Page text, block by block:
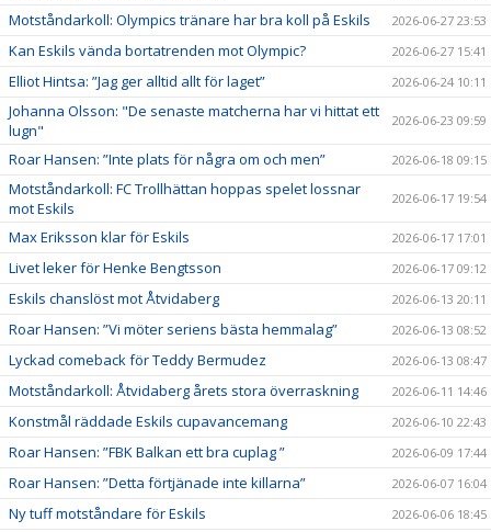
Motståndarkoll: Olympics tränare har bra koll på Eskils 2026-06-27 23:53
Kan Eskils vända bortatrenden mot Olympic? 2026-06-27 15:41
Elliot Hintsa: ”Jag ger alltid allt för laget” 2026-06-24 10:11
Johanna Olsson: "De senaste matcherna har vi hittat ett
lugn"
2026-06-23 09:59
Roar Hansen: ”Inte plats för några om och men” 2026-06-18 09:15
Motståndarkoll: FC Trollhättan hoppas spelet lossnar
mot Eskils
2026-06-17 19:54
Max Eriksson klar för Eskils 2026-06-17 17:01
Livet leker för Henke Bengtsson 2026-06-17 09:12
Eskils chanslöst mot Åtvidaberg 2026-06-13 20:11
Roar Hansen: ”Vi möter seriens bästa hemmalag” 2026-06-13 08:52
Lyckad comeback för Teddy Bermudez 2026-06-13 08:47
Motståndarkoll: Åtvidaberg årets stora överraskning 2026-06-11 14:46
Konstmål räddade Eskils cupavancemang 2026-06-10 22:43
Roar Hansen: ”FBK Balkan ett bra cuplag ” 2026-06-09 17:44
Roar Hansen: ”Detta förtjänade inte killarna” 2026-06-07 16:04
Ny tuff motståndare för Eskils 2026-06-06 18:45